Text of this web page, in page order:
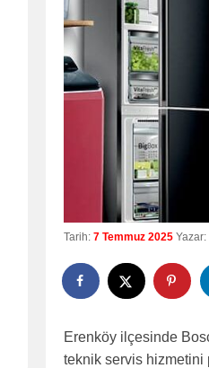
Tarih: 7 Temmuz 2025 Yazar:
Erenköy ilçesinde
teknik servis hizmetini